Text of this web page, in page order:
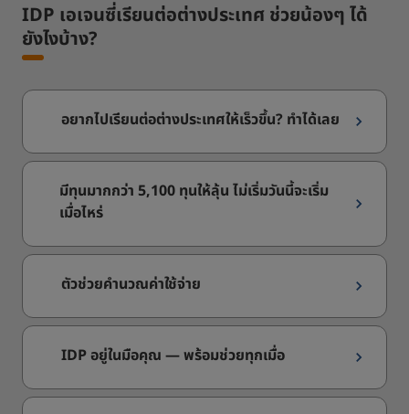
IDP เอเจนซี่เรียนต่อต่างประเทศ ช่วยน้องๆ ได้
ยังไงบ้าง?​
อยากไปเรียนต่อต่างประเทศให้เร็วขึ้น? ทำได้เลย
มีทุนมากกว่า 5,100 ทุนให้ลุ้น ไม่เริ่มวันนี้จะเริ่ม
เมื่อไหร่
ตัวช่วยคำนวณค่าใช้จ่าย
IDP อยู่ในมือคุณ — พร้อมช่วยทุกเมื่อ